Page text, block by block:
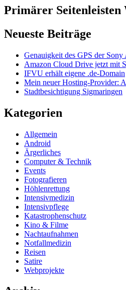
Primärer Seitenleisten
Neueste Beiträge
Genauigkeit des GPS der
Amazon Cloud Drive jetzt mit
IFVU erhält eigene .de-Domain
Mein neuer Hosting-Provider:
Stadtbesichtigung Sigmaringen
Kategorien
Allgemein
Android
Ärgerliches
Computer & Technik
Events
Fotografieren
Höhlenrettung
Intensivmedizin
Intensivpflege
Katastrophenschutz
Kino & Filme
Nachtaufnahmen
Notfallmedizin
Reisen
Satire
Webprojekte